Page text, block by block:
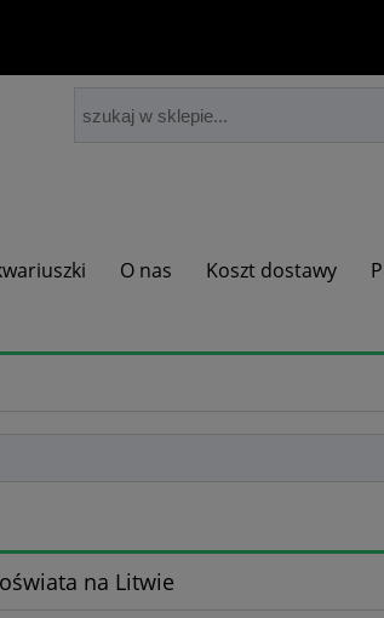
O nas Koszt dostawy
na Litwie